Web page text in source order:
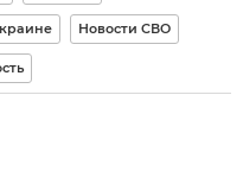
Новости СВО